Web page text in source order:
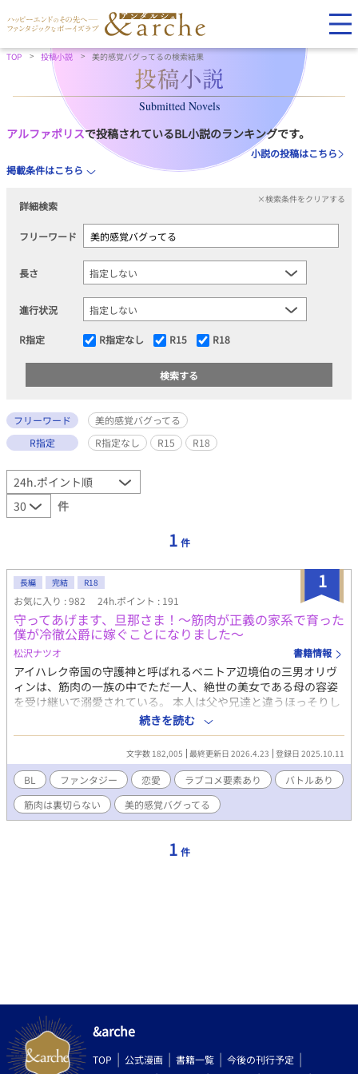
TOP 投稿小説 美的感覚バグってるの検索結果
Submitted Novels
アルファポリスで投稿されているBL小説のランキングです。
小説の投稿はこちら
掲載条件はこちら
詳細検索
×検索条件をクリアする
フリーワード
長さ
進行状況
R指定 R指定なし R15 R18
フリーワード
美的感覚バグってる
R指定
R指定なし R15 R18
件
1 件
1
長編 完結 R18
お気に入り : 982 24h.ポイント : 191
守ってあげます、旦那さま！〜筋肉が正義の家系で育った
僕が冷徹公爵に嫁ぐことになりました〜
松沢ナツオ 書籍情報
アイハレク帝国の守護神と呼ばれるベニトア辺境伯の三男オリヴ
ィンは、筋肉の一族の中でただ一人、絶世の美女である母の容姿
を受け継いで溺愛されている。 本人は父や兄達と違うほっそりし
た体型にコンプレックスを持ち、必死で鍛えてきた。 努力を続け
一人前の騎士と父の認められたばかりなのに、皇帝の命により将
来有望と呼び声高い若き公爵リオネルと結婚することになってし
まった。 皇位継承権のあるリオネルに不満を持つ皇后が、実子の
王太子の地位を守るため形骸化していた同性での結婚を持ち出し
たのである。 当然、辺境伯である父は激怒。家族も憤慨していた
が、皇帝の命令には逆らえない。オリヴィンは首都レージュヌに
向かい、初めてリオネルに会う。 そこにいたのは、家族とは全く
ているオリヴィンと、両親を事故で失った挙句命を狙われる孤独
続きを読む
文字数 182,005 最終更新日 2026.4.23 登録日 2025.10.11
BL ファンタジー 恋愛 ラブコメ要素あり
バトルあり
筋肉は裏切らない
美的感覚バグってる
1 件
&arche
TOP 公式漫画 書籍一覧
今後の刊行予定